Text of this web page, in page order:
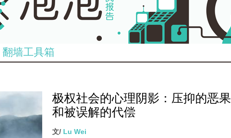
翻墙工具箱
极权社会的心理阴影：压抑的恶果
和被误解的代偿
文/ Lu Wei